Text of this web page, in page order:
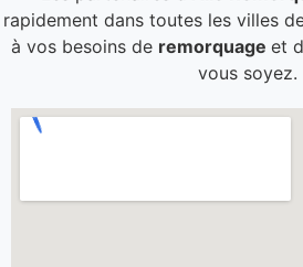
rapidement dans toutes les villes
à vos besoins de remorquage et
vous soyez.